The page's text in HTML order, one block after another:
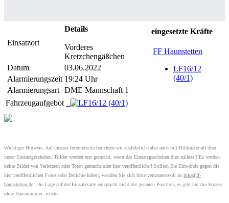
Einsatzort
Details
Vorderes
Kretzchengäßchen
Datum
03.06.2022
Alarmierungszeit 19:24 Uhr
Alarmierungsart DME Mannschaft 1
eingesetzte Kräfte
FF Haunstetten
LF16/12
(40/1)
Fahrzeugaufgebot
Wichtiger Hinweis: Auf unserer Internetseite berichten wir ausführlich (also auch mit Bildmaterial) über
unser Einsatzgeschehen. Bilder werden erst gemacht, wenn das Einsatzgeschehen dies zulässt ! Es werden
keine Bilder von Verletzten oder Toten gemacht oder hier veröffentlicht ! Sollten Sie Einwände gegen die
hier veröffentlichen Fotos oder Berichte haben, wenden Sie sich bitte vertrauensvoll an info@ff-
haunstetten.de . Die Lage auf der Einsatzkarte entspricht nicht der genauen Position, es gibt nur die Strasse
ohne Hausnummer wieder.